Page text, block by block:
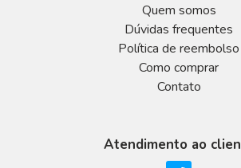
Quem somos
Dúvidas frequentes
Política de reembolso
Como comprar
Contato
Atendimento ao